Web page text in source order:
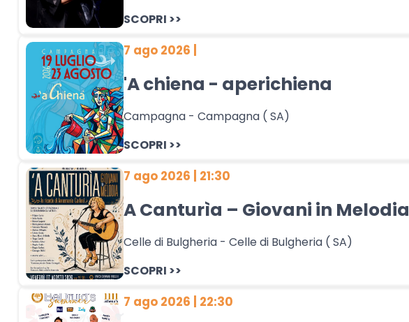
SCOPRI >>
7 ago 2026 |
'A chiena - aperichiena
Campagna - Campagna ( SA)
SCOPRI >>
7 ago 2026 | 21:30
A Canturìa – Giovani in Melodia
Celle di Bulgheria - Celle di Bulgheria ( SA)
SCOPRI >>
7 ago 2026 | 22:30